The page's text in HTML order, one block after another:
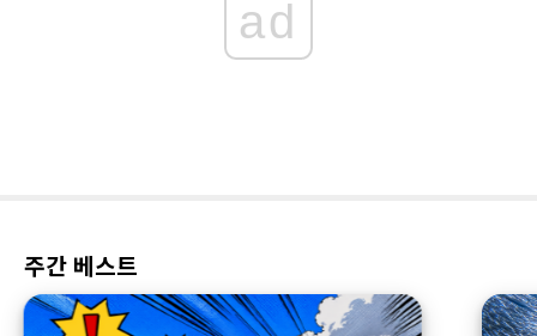
ad
주간 베스트